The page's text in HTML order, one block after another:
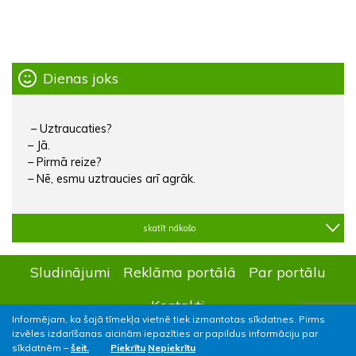
Informējam, ka šajā tīmekļa vietnē tiek izmantotas sīkdatnes. Pirms
izvēles izdarīšanas aicinām iepazīties ar papildus informāciju par
sīkdatnēm – šeit. Piekrītu Nepiekrītu
Dienas joks
– Uztraucaties?
– Jā.
– Pirmā reize?
– Nē, esmu uztraucies arī agrāk.
skatīt nākošo
Sludinājumi Reklāma portālā
Par portālu
Kontakti